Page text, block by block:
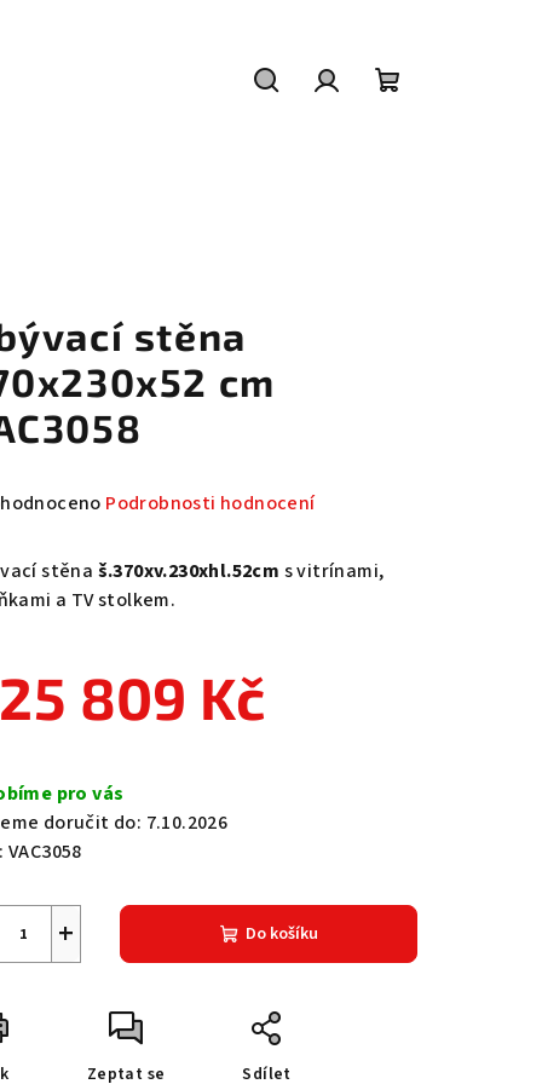
stěna
cm
Podrobnosti hodnocení
stěna š.370xv.230xhl.52cm s vitrínami,
a TV stolkem.
809 Kč
pro vás
doručit do: 7.10.2026
VAC3058
+ Do košíku
Zeptat se Sdílet